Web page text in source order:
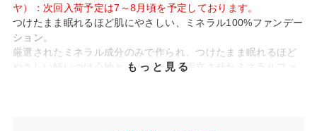
ヤ）：次回入荷予定は7～8月頃を予定しております。
つけたまま眠れるほど肌にやさしい、ミネラル100%ファンデー
ション。
厳選されたミネラル成分のみで作られ、つけたまま眠れるほど
やさしい軽いつけ心地と、カバー力を両立させたミネラルファ
もっと見る